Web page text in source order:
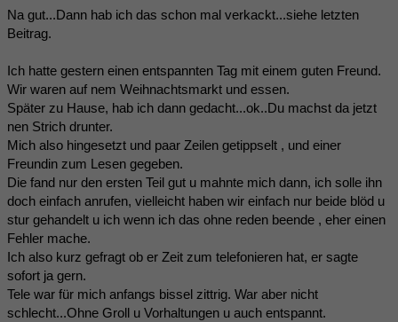
Na gut...Dann hab ich das schon mal verkackt...siehe letzten
Beitrag.
Ich hatte gestern einen entspannten Tag mit einem guten Freund.
Wir waren auf nem Weihnachtsmarkt und essen.
Später zu Hause, hab ich dann gedacht...ok..Du machst da jetzt
nen Strich drunter.
Mich also hingesetzt und paar Zeilen getippselt , und einer
Freundin zum Lesen gegeben.
Die fand nur den ersten Teil gut u mahnte mich dann, ich solle ihn
doch einfach anrufen, vielleicht haben wir einfach nur beide blöd u
stur gehandelt u ich wenn ich das ohne reden beende , eher einen
Fehler mache.
Ich also kurz gefragt ob er Zeit zum telefonieren hat, er sagte
sofort ja gern.
Tele war für mich anfangs bissel zittrig. War aber nicht
schlecht...Ohne Groll u Vorhaltungen u auch entspannt.